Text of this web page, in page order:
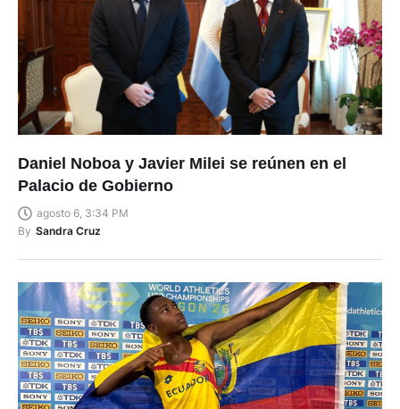
Daniel Noboa y Javier Milei se reúnen en el
Palacio de Gobierno
agosto 6, 3:34 PM
By Sandra Cruz